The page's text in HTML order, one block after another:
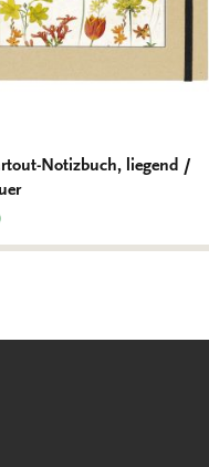
Notizbuch, liegend /